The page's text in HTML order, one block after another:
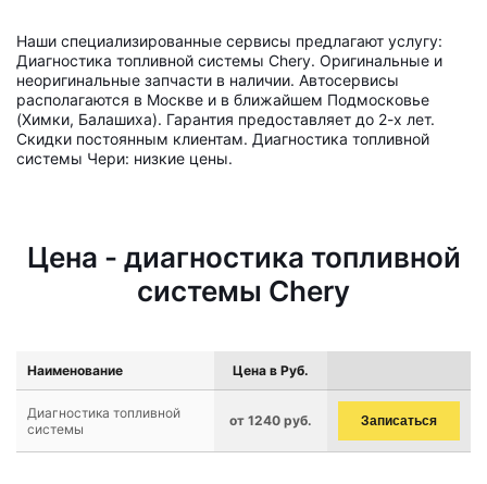
Наши специализированные сервисы предлагают услугу:
Диагностика топливной системы Chery. Оригинальные и
неоригинальные запчасти в наличии. Автосервисы
располагаются в Москве и в ближайшем Подмосковье
(Химки, Балашиха). Гарантия предоставляет до 2-х лет.
Скидки постоянным клиентам. Диагностика топливной
системы Чери: низкие цены.
Цена - диагностика топливной
системы Chery
Наименование Цена в Руб.
Диагностика топливной
системы
от 1240 руб. Записаться